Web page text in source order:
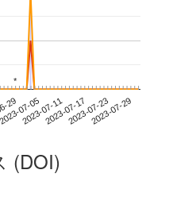
2907-05
2023-07-112023-07-172023-07-232023-07-29
**
(DOI)